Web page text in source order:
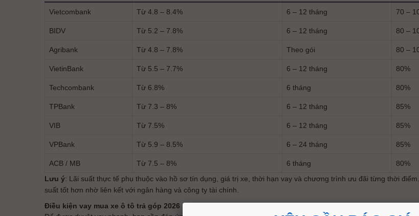
Vietcombank Từ 4.8 – 8.4% 6 – 12 tháng 70 –
BIDV Từ 5.2 – 7.8% 6 – 12 tháng 80 –
Agribank Từ 4.8 – 7.8% Theo gói 80 –
VietinBank Từ 5.5 – 7.7% 6 – 12 tháng 80%
Techcombank Từ 6.8% 6 tháng 80%
TPBank Từ 7.3 – 8% 6 – 12 tháng 85%
VIB Từ 7.5% 6 – 12 tháng 85%
VPBank Từ 5.9 – 8.5% 6 – 24 tháng 85%
ACB / MB Từ 7.5 – 8% 6 tháng 80%
Lưu ý: Lãi suất thực tế phụ thuộc vào hồ sơ tín dụng, giá trị xe, thời hạn vay và chương trình ưu đãi từng thời
suất tốt hơn nhờ liên kết với ngân hàng và công ty tài chính.
Điều kiện vay mua xe ô tô trả góp 2026